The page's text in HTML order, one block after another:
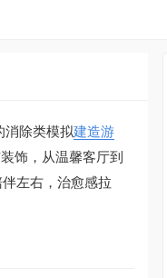
消除类模拟建造游
饰，从温馨客厅到
左右，治愈感拉